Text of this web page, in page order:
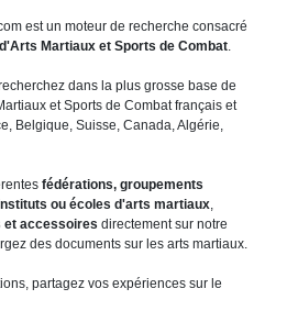
est un moteur de recherche consacré
Martiaux et Sports de Combat.
dans la plus grosse base de
et Sports de Combat français et
Belgique, Suisse, Canada, Algérie,
fédérations, groupements
ou écoles d'arts martiaux,
et accessoires directement sur notre
des documents sur les arts martiaux.
partagez vos expériences sur le